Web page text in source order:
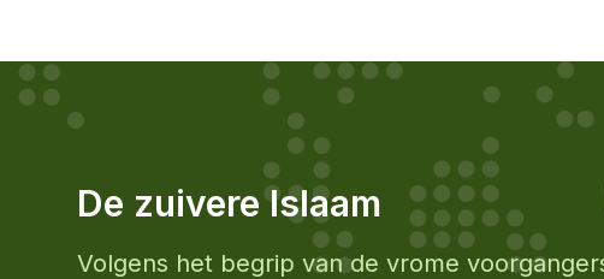
De zuivere Islaam
Volgens het begrip van de vrome